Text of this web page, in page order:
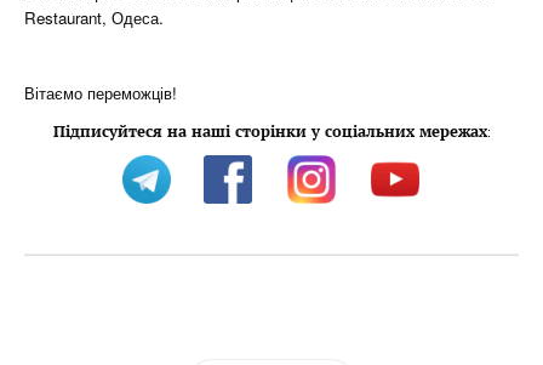
Restaurant, Одеса.
Вітаємо переможців!
Підписуйтеся на наші сторінки у соціальних мережах: